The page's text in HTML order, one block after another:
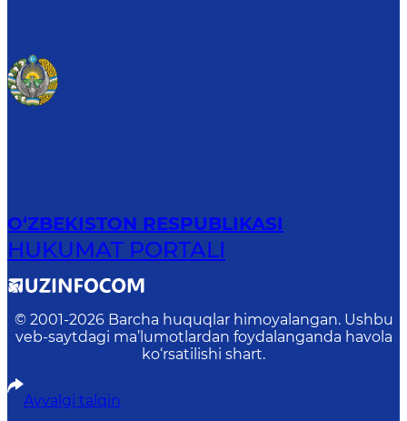
O‘ZBEKISTON RESPUBLIKASI
HUKUMAT PORTALI
© 2001-2026 Barcha huquqlar himoyalangan. Ushbu
veb-saytdagi ma’lumotlardan foydalanganda havola
ko‘rsatilishi shart.
Avvalgi talqin